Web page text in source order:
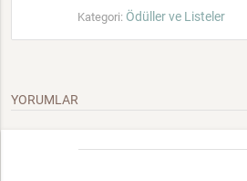
Kategori: Ödüller ve Listeler
YORUMLAR